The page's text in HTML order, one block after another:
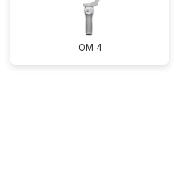
OM 4